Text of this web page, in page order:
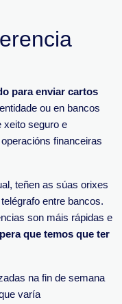
para enviar cartos
ou en bancos
xeito seguro e
financeiras
teñen as súas orixes
entre bancos.
son máis rápidas e
que temos que ter
na fin de semana
varía